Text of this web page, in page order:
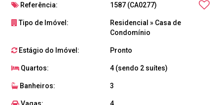
Referência: 1587 (CA0277)
Tipo de Imóvel: Residencial » Casa de
Condomínio
Estágio do Imóvel: Pronto
Quartos: 4 (sendo 2 suítes)
Banheiros: 3
Vagas: 4